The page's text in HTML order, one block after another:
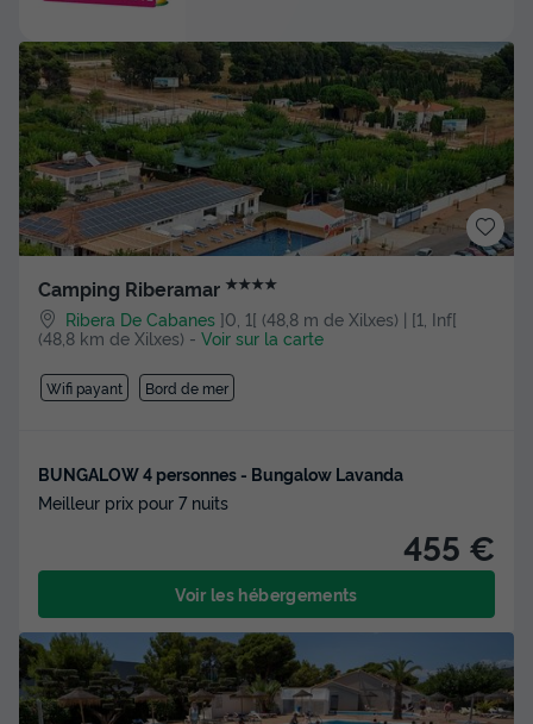
Camping Riberamar ★★★★
Ribera De Cabanes ]0, 1[ (48,8 m de Xilxes) | [1, Inf[
(48,8 km de Xilxes) - Voir sur la carte
Wifi payant Bord de mer
BUNGALOW 4 personnes - Bungalow Lavanda
Meilleur prix pour 7 nuits
455 €
Voir les hébergements